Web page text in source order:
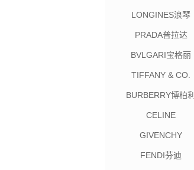
LONGINES浪琴
PRADA普拉达
BVLGARI宝格丽
TIFFANY & CO.
BURBERRY博柏利
CELINE
GIVENCHY
FENDI芬迪